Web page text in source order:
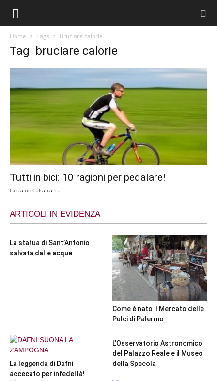
Home Tags Bruciare calorie
Tag: bruciare calorie
Tutti in bici: 10 ragioni per pedalare!
Girolamo Calsabianca
ARTICOLI IN EVIDENZA
La statua di Sant’Antonio
salvata dalle acque
Come è nato il Mercato delle
Pulci di Palermo
La leggenda di Dafni
accecato per infedeltà!
L’Osservatorio Astronomico
del Palazzo Reale e il Museo
della Specola